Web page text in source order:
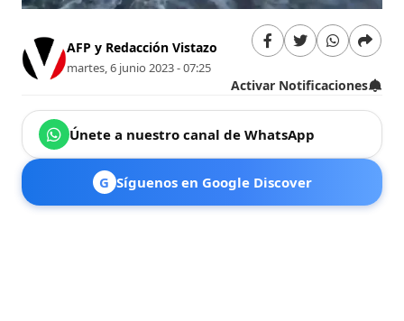
AFP y Redacción Vistazo
martes, 6 junio 2023 - 07:25
Activar Notificaciones
Únete a nuestro canal de WhatsApp
G Síguenos en Google Discover